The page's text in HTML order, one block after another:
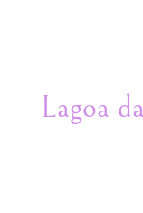
Lagoa